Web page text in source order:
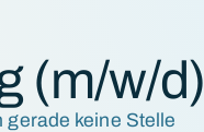
(m/w/d)
gerade keine Stelle